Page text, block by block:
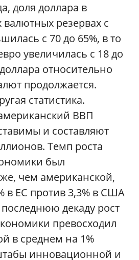
доля доллара в
резервах с
с 70 до 65%, в то
увеличилась с 18 до
относительно
продолжается.
статистика.
ВВП
и составляют
Темп роста
был
чем американской,
в ЕС против 3,3% в США
последнюю декаду рост
превосходил
в среднем на 1%
инновационной и